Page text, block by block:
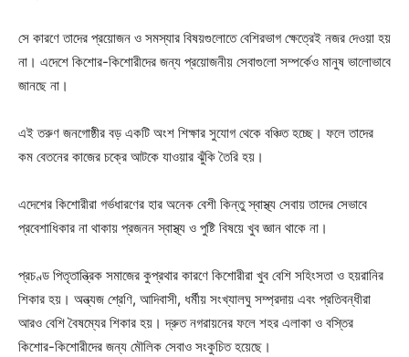
সে কারণে তাদের প্রয়োজন ও সমস্যার বিষয়গুলোতে বেশিরভাগ ক্ষেত্রেই নজর দেওয়া হয়
না। এদেশে কিশোর-কিশোরীদের জন্য প্রয়োজনীয় সেবাগুলো সম্পর্কেও মানুষ ভালোভাবে
জানছে না।
এই তরুণ জনগোষ্ঠীর বড় একটি অংশ শিক্ষার সুযোগ থেকে বঞ্চিত হচ্ছে। ফলে তাদের
কম বেতনের কাজের চক্রে আটকে যাওয়ার ঝুঁকি তৈরি হয়।
এদেশের কিশোরীরা গর্ভধারণের হার অনেক বেশী কিন্তু স্বাস্থ্য সেবায় তাদের সেভাবে
প্রবেশাধিকার না থাকায় প্রজনন স্বাস্থ্য ও পুষ্টি বিষয়ে খুব জ্ঞান থাকে না।
প্রচণ্ড পিতৃতান্ত্রিক সমাজের কুপ্রথার কারণে কিশোরীরা খুব বেশি সহিংসতা ও হয়রানির
শিকার হয়। অন্ত্যজ শ্রেণি, আদিবাসী, ধর্মীয় সংখ্যালঘু সম্প্রদায় এবং প্রতিবন্ধীরা
আরও বেশি বৈষম্যের শিকার হয়। দ্রুত নগরায়নের ফলে শহর এলাকা ও বস্তির
কিশোর-কিশোরীদের জন্য মৌলিক সেবাও সংকুচিত হয়েছে।